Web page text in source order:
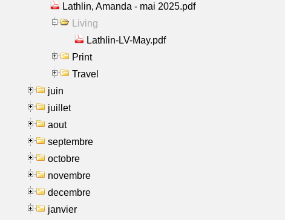
Lathlin, Amanda - mai 2025.pdf
Living
Lathlin-LV-May.pdf
Print
Travel
juin
juillet
aout
septembre
octobre
novembre
decembre
janvier